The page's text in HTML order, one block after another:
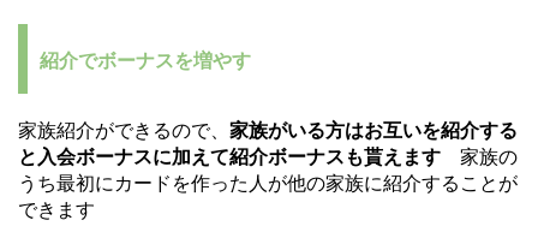
紹介でボーナスを増やす
家族紹介ができるので、 家族がいる方はお互いを紹介する
と入会ボーナスに加えて紹介ボーナスも貰えます 家族の
うち最初にカードを作った人が他の家族に紹介することが
できます